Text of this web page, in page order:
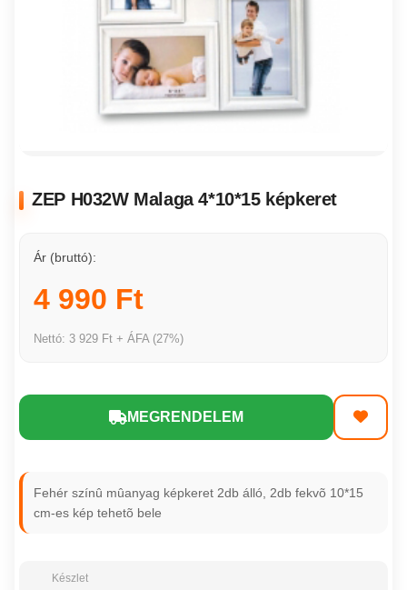
ZEP H032W Malaga 4*10*15 képkeret
Ár (bruttó):
4 990 Ft
Nettó: 3 929 Ft + ÁFA (27%)
MEGRENDELEM
Fehér színû mûanyag képkeret 2db álló, 2db fekvõ 10*15
cm-es kép tehetõ bele
Készlet